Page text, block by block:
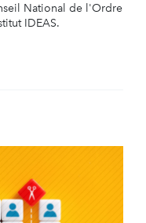
National de l'Ordre
IDEAS.